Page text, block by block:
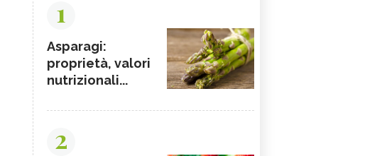
1
Asparagi:
proprietà, valori
nutrizionali...
2